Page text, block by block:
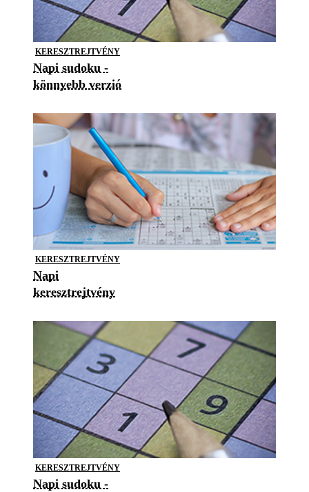
KERESZTREJTVÉNY
Napi sudoku -
könnyebb verzió
KERESZTREJTVÉNY
Napi
keresztrejtvény
KERESZTREJTVÉNY
Napi sudoku -